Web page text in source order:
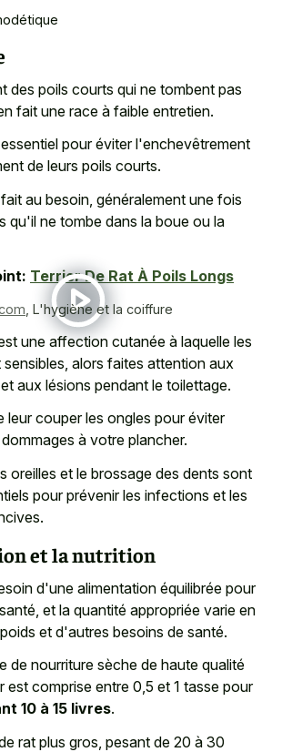
des poils courts qui ne tombent pas
fait une race à faible entretien.
pour éviter l'enchevêtrement
de leurs poils courts.
au besoin, généralement une fois
qu'il ne tombe dans la boue ou la
Terrier De Rat À Poils Longs
L'hygiène et la coiffure
une affection cutanée à laquelle les
alors faites attention aux
aux lésions pendant le toilettage.
leur couper les ongles pour éviter
à votre plancher.
oreilles et le brossage des dents sont
pour prévenir les infections et les
et la nutrition
d'une alimentation équilibrée pour
et la quantité appropriée varie en
et d'autres besoins de santé.
de nourriture sèche de haute qualité
est comprise entre 0,5 et 1 tasse pour
10 à 15 livres.
rat plus gros, pesant de 20 à 30